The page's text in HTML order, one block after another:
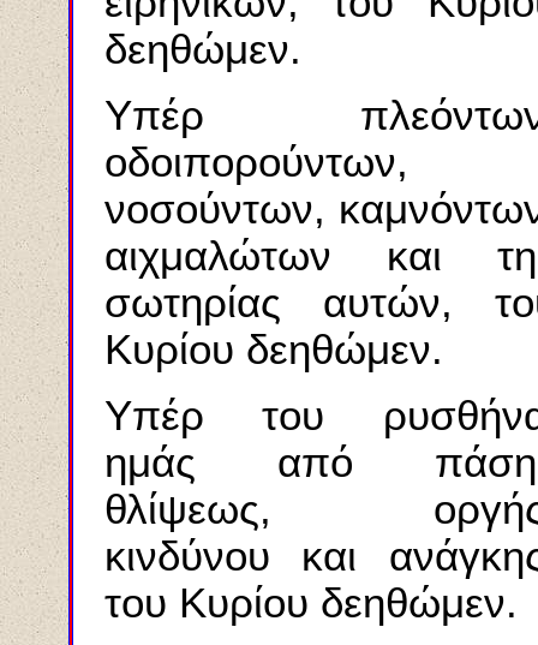
δεηθώμεν.
Υπέρ
οδοιπορούντων,
νοσούντων,
αιχμαλώτων και
σωτηρίας αυτών,
Κυρίου δεηθώμεν.
Υπέρ του
ημάς από
θλίψεως,
κινδύνου και
του Κυρίου δεηθώμεν.